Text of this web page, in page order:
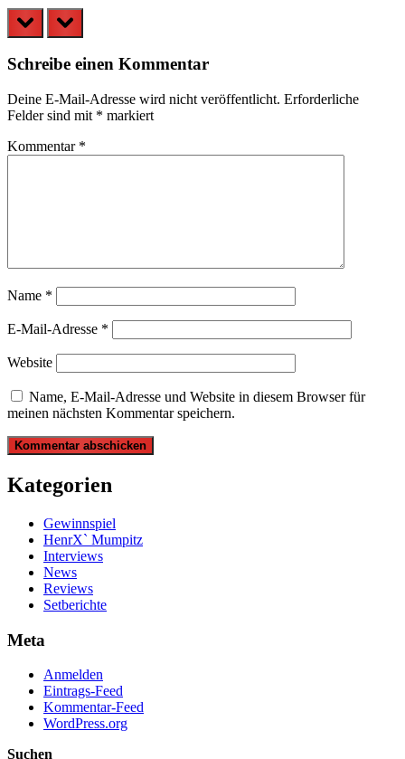
prev next
Schreibe einen Kommentar
Deine E-Mail-Adresse wird nicht veröffentlicht. Erforderliche
Felder sind mit * markiert
Kommentar *
Name *
E-Mail-Adresse *
Website
Name, E-Mail-Adresse und Website in diesem Browser für
meinen nächsten Kommentar speichern.
Kategorien
Gewinnspiel
HenrX` Mumpitz
Interviews
News
Reviews
Setberichte
Meta
Anmelden
Eintrags-Feed
Kommentar-Feed
WordPress.org
Suchen